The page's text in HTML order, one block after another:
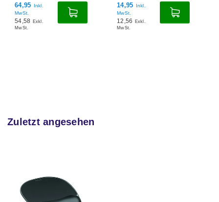
64,95
Inkl.
MwSt.
54,58 Exkl.
MwSt.
14,95
Inkl.
MwSt.
12,56
Exkl.
MwSt.
Zuletzt angesehen